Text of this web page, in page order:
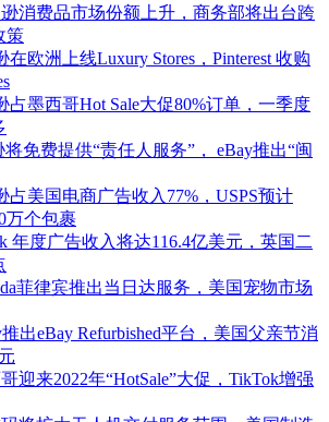
消费品市场份额上升，商务部将出台跨
策
欧洲上线Luxury Stores，Pinterest 收购
占墨西哥Hot Sale大促80%订单，一季度
免费提供“责任人服务”， eBay推出“闽
占美国电商广告收入77%，USPS预计
万个包裹
年度广告收入将达116.4亿美元，英国二
菲律宾推出当日达服务，美国宠物市场
出eBay Refurbished平台，美国⽗亲节消
迎来2022年“HotSale”大促，TikTok增强